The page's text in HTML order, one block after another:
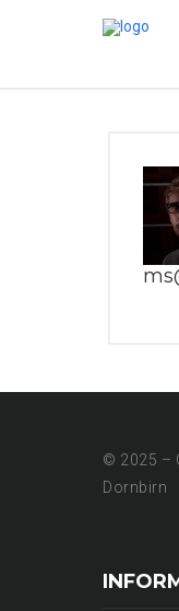
© 2025 –
Dornbirn